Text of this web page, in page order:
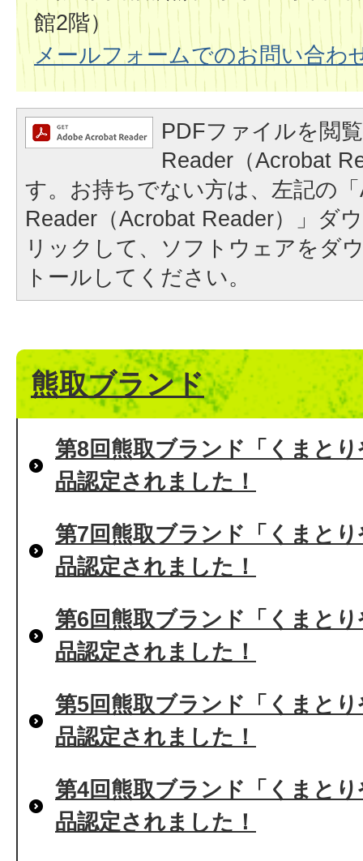
館2階）
メールフォームでのお問い合わ
PDFファイルを閲
Reader（Acrobat
す。お持ちでない方は、左記の
Reader（Acrobat Reader）」ダ
リックして、ソフトウェアをダ
トールしてください。
熊取ブランド
第8回熊取ブランド「くまと
品認定されました！
第7回熊取ブランド「くまと
品認定されました！
第6回熊取ブランド「くまと
品認定されました！
第5回熊取ブランド「くまと
品認定されました！
第4回熊取ブランド「くまと
品認定されました！